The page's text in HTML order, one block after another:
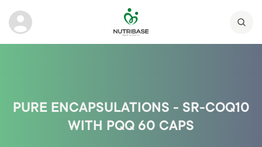
PURE ENCAPSULATIONS - SR-COQ10
WITH PQQ 60 CAPS